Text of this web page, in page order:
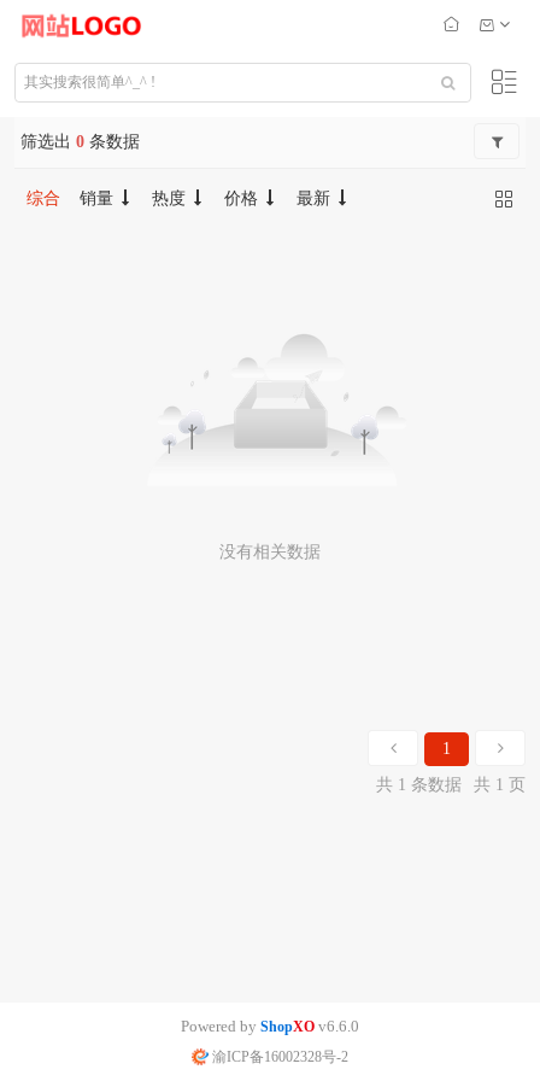
筛选出 0 条数据
综合 销量 热度 价格 最新
没有相关数据
1
共 1 条数据
共 1 页
Powered by ShopXO v6.6.0
渝ICP备16002328号-2